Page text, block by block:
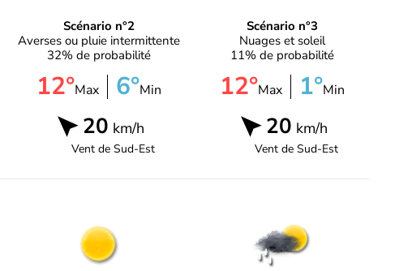
Scénario n°2
Averses ou pluie intermittente
32% de probabilité
12°Max 6°Min
20 km/h
Vent deSud-Est
Scénario n°3
Nuages et soleil
11% de probabilité
12°Max 1°Min
20 km/h
Vent deSud-Est